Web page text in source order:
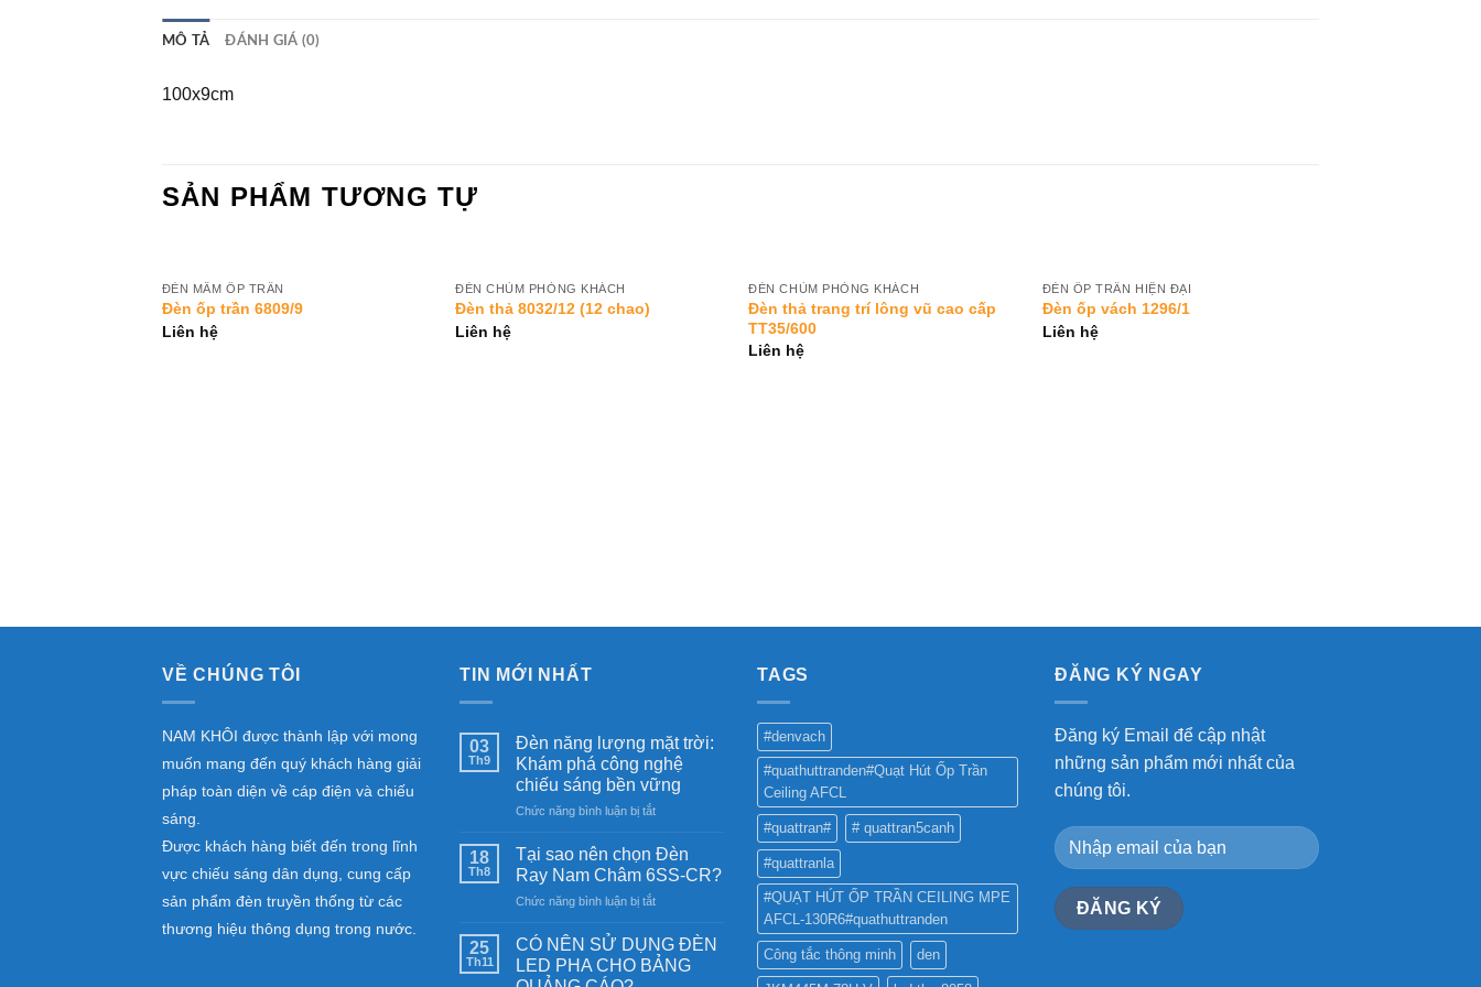
MÔ TẢ ĐÁNH GIÁ (0)
100x9cm
SẢN PHẨM TƯƠNG TỰ
ĐÈN MÂM ỐP TRẦN
Đèn ốp trần 6809/9
Liên hệ
ĐÈN CHÙM PHÒNG KHÁCH
Đèn thả 8032/12 (12 chao)
Liên hệ
Add to
Wishlist
ĐÈN CHÙM PHÒNG KHÁCH
Đèn thả trang trí lông vũ cao cấp
TT35/600
Liên hệ
ĐÈN ỐP TRẦN HIỆN ĐẠI
Đèn ốp vách 1296/1
Liên hệ
VỀ CHÚNG TÔI
NAM KHÔI được thành lập với mong
muốn mang đến quý khách hàng giải
pháp toàn diện về cáp điện và chiếu
sáng.
Được khách hàng biết đến trong lĩnh
vực chiếu sáng dân dụng, cung cấp
sản phẩm đèn truyền thống từ các
thương hiệu thông dụng trong nước.
TIN MỚI NHẤT
03
Th9
Đèn năng lượng mặt trời:
Khám phá công nghệ
chiếu sáng bền vững
Chức năng bình luận bị tắtở
năng
lượng
mặt
trời:
phá
công
18
Th8
Tại sao nên chọn Đèn
Ray Nam Châm 6SS-CR?
Chức năng bình luận bị tắtở
sao
nên
chọn
25
Th11
CÓ NÊN SỬ DỤNG ĐÈN
LED PHA CHO BẢNG
TAGS
#denvach
#quathuttranden#Quạt Hút Ốp Trần
Ceiling AFCL
#quattran# # quattran5canh
#quattranla
#QUẠT HÚT ỐP TRẦN CEILING MPE
AFCL-130R6#quathuttranden
Công tắc thông minh den
ĐĂNG KÝ NGAY
Đăng ký Email để cập nhật
những sản phẩm mới nhất của
chúng tôi.